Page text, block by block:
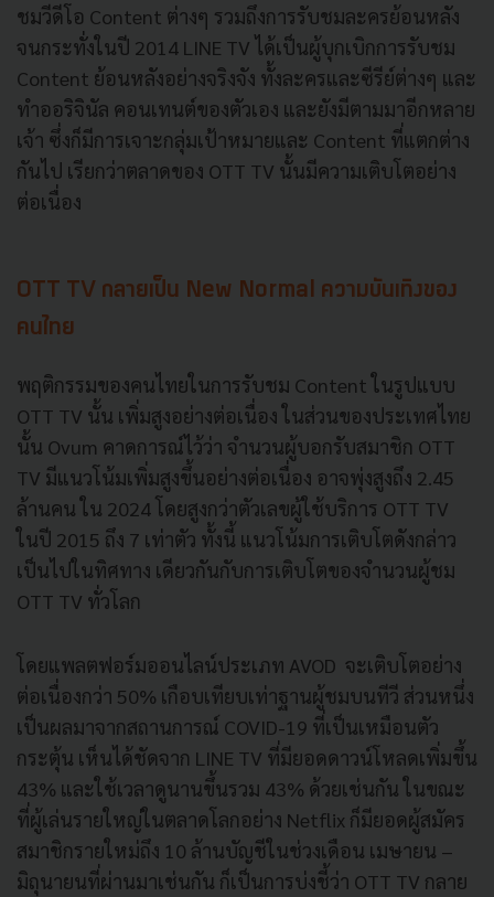
ชมวีดีโอ Content ต่างๆ รวมถึงการรับชมละครย้อนหลัง
จนกระทั่งในปี 2014 LINE TV ได้เป็นผู้บุกเบิกการรับชม
Content ย้อนหลังอย่างจริงจัง ทั้งละครและซีรีย์ต่างๆ และ
ทำออริจินัล คอนเทนต์ของตัวเอง และยังมีตามมาอีกหลาย
เจ้า ซึ่งก็มีการเจาะกลุ่มเป้าหมายและ Content ที่แตกต่าง
กันไป เรียกว่าตลาดของ OTT TV นั้นมีความเติบโตอย่าง
ต่อเนื่อง
OTT TV กลายเป็น New Normal ความบันเทิงของ
คนไทย
พฤติกรรมของคนไทยในการรับชม Content ในรูปแบบ
OTT TV นั้น เพิ่มสูงอย่างต่อเนื่อง ในส่วนของประเทศไทย
นั้น Ovum คาดการณ์ไว้ว่า จำนวนผู้บอกรับสมาชิก OTT
TV มีแนวโน้มเพิ่มสูงขึ้นอย่างต่อเนื่อง อาจพุ่งสูงถึง 2.45
ล้านคน ใน 2024 โดยสูงกว่าตัวเลขผู้ใช้บริการ OTT TV
ในปี 2015 ถึง 7 เท่าตัว ทั้งนี้ แนวโน้มการเติบโตดังกล่าว
เป็นไปในทิศทาง เดียวกันกับการเติบโตของจำนวนผู้ชม
OTT TV ทั่วโลก
โดยแพลตฟอร์มออนไลน์ประเภท AVOD จะเติบโตอย่าง
ต่อเนื่องกว่า 50% เกือบเทียบเท่าฐานผู้ชมบนทีวี ส่วนหนึ่ง
เป็นผลมาจากสถานการณ์ COVID-19 ที่เป็นเหมือนตัว
กระตุ้น เห็นได้ชัดจาก LINE TV ที่มียอดดาวน์โหลดเพิ่มขึ้น
43% และใช้เวลาดูนานขึ้นรวม 43% ด้วยเช่นกัน ในขณะ
ที่ผู้เล่นรายใหญ่ในตลาดโลกอย่าง Netflix ก็มียอดผู้สมัคร
สมาชิกรายใหม่ถึง 10 ล้านบัญชีในช่วงเดือน เมษายน –
มิถุนายนที่ผ่านมาเช่นกัน ก็เป็นการบ่งชี้ว่า OTT TV กลาย